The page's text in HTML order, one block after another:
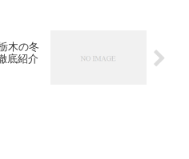
木の冬
底紹介